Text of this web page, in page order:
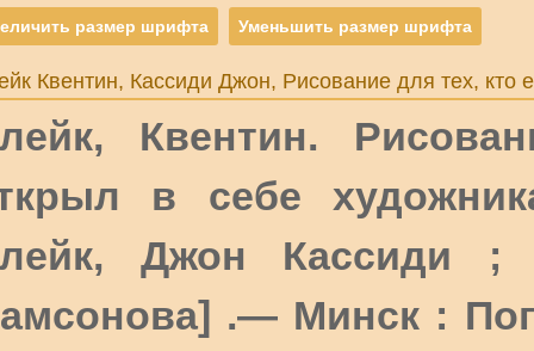
размер шрифта Уменьшить размер шрифта
Квентин, Кассиди Джон, Рисование для тех, кто
Квентин.
в себе
Джон Кассиди
.— Минск :